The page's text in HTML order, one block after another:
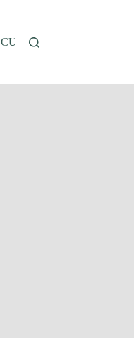
CUCINA E RICETTE